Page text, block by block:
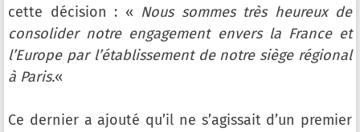
cette décision : « Nous sommes très heureux de
consolider notre engagement envers la France et
l’Europe par l’établissement de notre siège régional
à Paris.«
Ce dernier a ajouté qu’il ne s’agissait d’un premier